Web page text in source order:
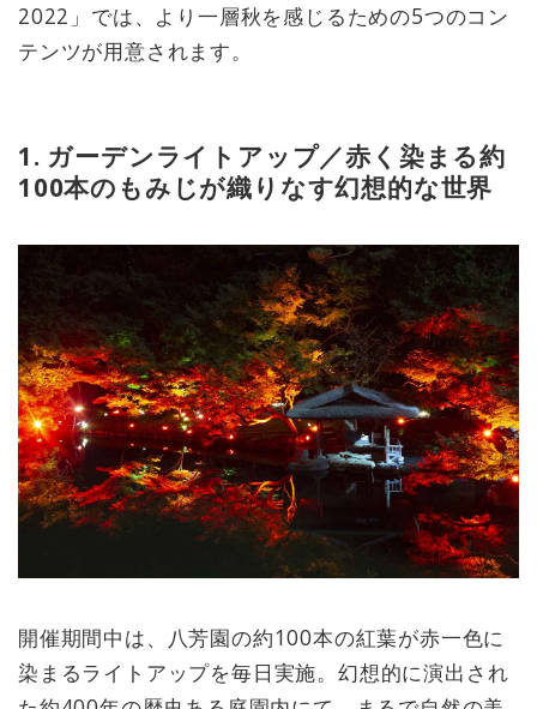
2022」では、より一層秋を感じるための5つのコン
テンツが用意されます。
1. ガーデンライトアップ／赤く染まる約
100本のもみじが織りなす幻想的な世界
開催期間中は、八芳園の約100本の紅葉が赤一色に
染まるライトアップを毎日実施。幻想的に演出され